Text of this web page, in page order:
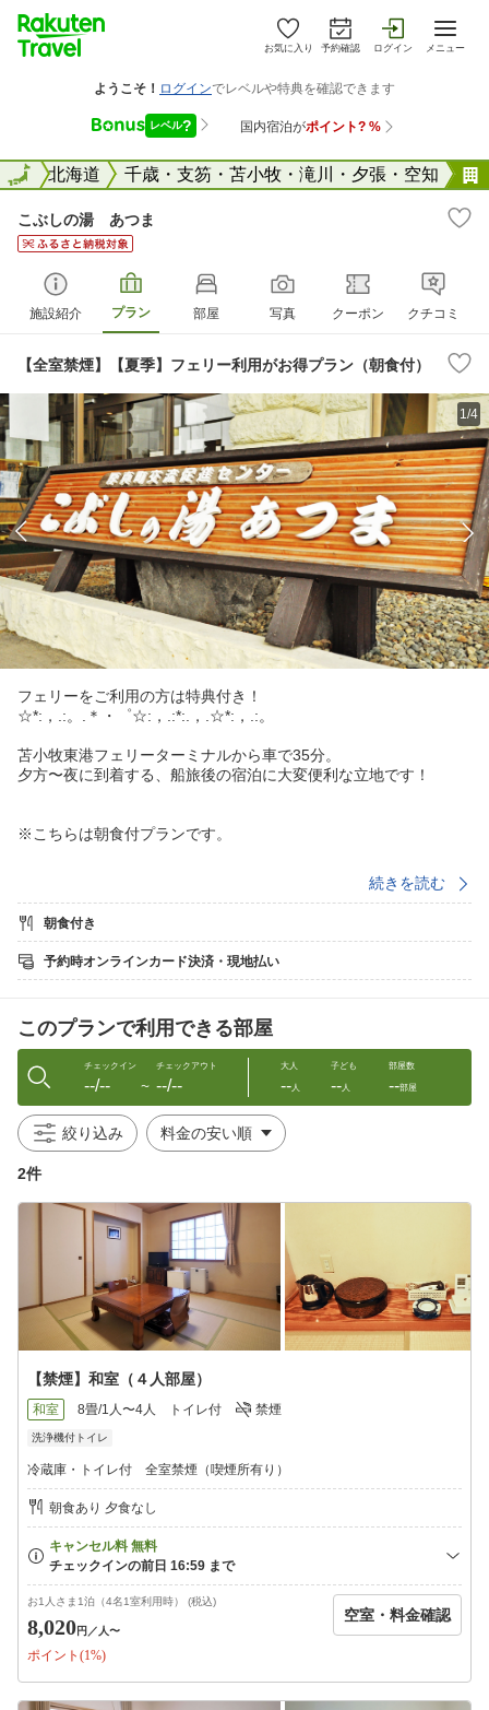
お気に入り 予約確認 ログイン メニュー
全国北海道 千歳・支笏・苫小牧・滝川・夕張・空知
全国
こぶしの湯 あつま
施設紹介 プラン 部屋 写真 クーポン クチコミ
【全室禁煙】【夏季】フェリー利用がお得プラン（朝食付）
1/4
フェリーをご利用の方は特典付き！
☆*:，.:。.＊・゜☆:，.:*:.，.☆*:，.:。
苫小牧東港フェリーターミナルから車で35分。
夕方〜夜に到着する、船旅後の宿泊に大変便利な立地です！
※こちらは朝食付プランです。
無料日帰り入浴券付
チェックイン時にフェリーへの乗船を証明できるもの（お客様控
え、クーポン券など）をご提示ください。
〜1日の疲れを癒す自慢のお風呂〜
ラジウム鉱石のパワーを秘めたラドン湯を始め、
泡風呂、打たせ湯、露天風呂、水風呂、サウナなど多彩なお風呂
をご用意しております。
情緒あふれる露天風呂では四季折々の景色を感じながらゆったり
とご入浴頂けます。
＜ご利用時間＞
24:00まで 翌日は6:00〜8:00（サウナは10:00〜21:00 ）
■夕食のご案内■
〜地元の新鮮な素材が好評〜
＜食事会場＞：レストランこぶし
＜営業時間＞：17:00〜20:00（ラストオーダー19:30）
■インターネット■
ホテル館内(ロビー等)にてインターネット無線LAN接続が可能で
続きを読む
朝食付き
予約時オンラインカード決済・現地払い
このプランで利用できる部屋
チェックイン
--/-- 〜
チェックアウト
--/--
大人
--人
子ども
--人
部屋数
--部屋
絞り込み
2件
【禁煙】和室（４人部屋）
和室 8畳/1人〜4人 トイレ付 禁煙
洗浄機付トイレ
冷蔵庫・トイレ付 全室禁煙（喫煙所有り）
朝食あり 夕食なし
お1人さま1泊（4名1室利用時） (税込)
8,020円 ／人〜
ポイント(1%)
空室・料金確認